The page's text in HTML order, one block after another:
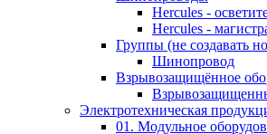
Hercules -
Hercules -
Группы (не создавать
Шинопровод
Взрывозащищённое
Электротехническая
01. Модульное